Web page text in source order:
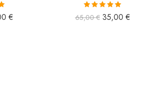
€ Bewertet mit
5.00 von 5
65,00€ 35,00 €